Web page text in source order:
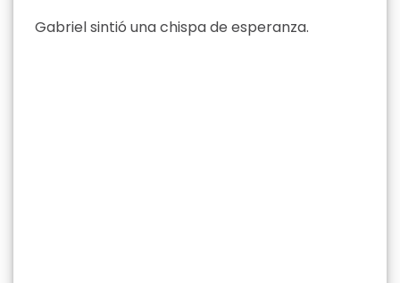
Gabriel sintió una chispa de esperanza.